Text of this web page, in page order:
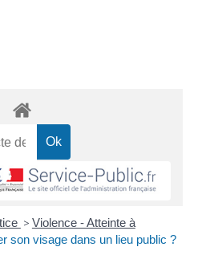
> Violence - Atteinte à
son visage dans un lieu public ?